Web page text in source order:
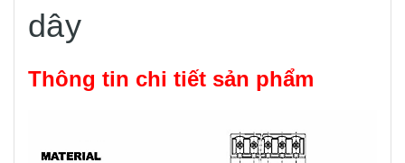
dây
Thông tin chi tiết sản phẩm